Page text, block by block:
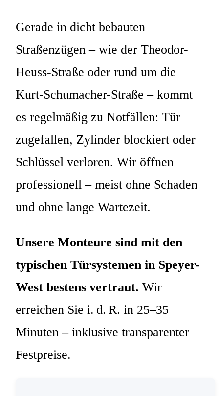
Gerade in dicht bebauten
Straßenzügen – wie der Theodor-
Heuss-Straße oder rund um die
Kurt-Schumacher-Straße – kommt
es regelmäßig zu Notfällen: Tür
zugefallen, Zylinder blockiert oder
Schlüssel verloren. Wir öffnen
professionell – meist ohne Schaden
und ohne lange Wartezeit.
Unsere Monteure sind mit den
typischen Türsystemen in Speyer-
West bestens vertraut. Wir
erreichen Sie i. d. R. in 25–35
Minuten – inklusive transparenter
Festpreise.